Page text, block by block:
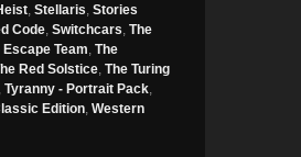
, Stellaris, Stories
Code, Switchcars, The
Team, The
Red Solstice, The Turing
, Tyranny - Portrait Pack,
Edition, Western